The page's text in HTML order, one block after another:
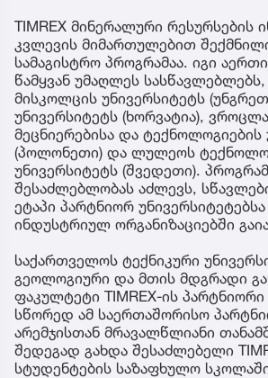
TIMREX მინერალური რესურსების
კვლევის მიმართულებით
სამაგისტრო პროგრამაა. იგი
წამყვან უმაღლეს
მისკოლცის უნივერსიტეტს
უნივერსიტეტს (ხორვატია),
მეცნიერებისა და ტექნოლოგიების
(პოლონეთი) და ლულეოს
უნივერსიტეტს (შვედეთი).
შესაძლებლობას აძლევს,
ეტაპი პარტნიორ
ინდუსტრიულ ორგანიზაციებში
საქართველოს ტექნიკური
გეოლოგიური და მთის მდგრადი
ფაკულტეტი TIMREX-ის პარტნიორი
სწორედ ამ საერთაშორისო
არემჯისთან მრავალწლიანი
შედეგად გახდა შესაძლებელი
სტუდენტების საზაფხულო